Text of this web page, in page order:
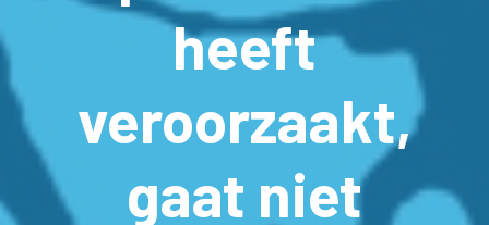
heeft
veroorzaakt,
gaat niet